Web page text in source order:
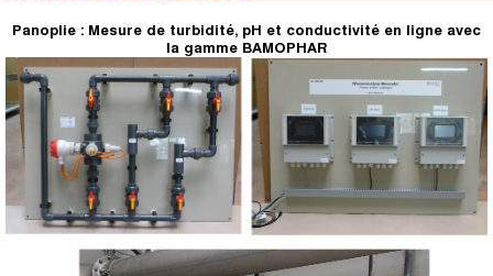
Panoplie : Mesure de turbidité, pH et conductivité en ligne avec
la gamme BAMOPHAR